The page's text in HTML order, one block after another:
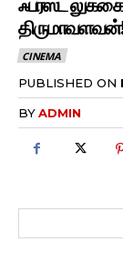
ஃபர்ஸ்ட்
CINEMA
PUBLISHED ON
BYADMIN